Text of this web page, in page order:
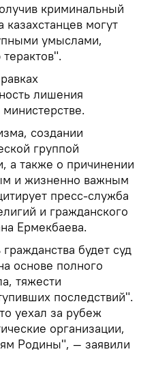
криминальный
могут
умыслами,
лишения
создании
группой
а также о причинении
и жизненно важным
пресс-служба
и гражданского
Ермекбаева.
будет суд
основе полного
тяжести
последствий".
уехал за рубеж
организации,
Родины", — заявили